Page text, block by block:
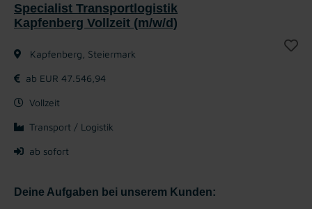
Specialist Transportlogistik
Kapfenberg Vollzeit (m/w/d)
Kapfenberg, Steiermark
ab EUR 47.546,94
Vollzeit
Transport / Logistik
ab sofort
Deine Aufgaben bei unserem Kunden: